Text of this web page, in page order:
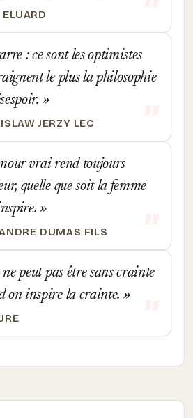
: ce sont les optimistes
le plus la philosophie
JERZY LEC
vrai rend toujours
quelle que soit la femme
DUMAS FILS
peut pas être sans crainte
on inspire la crainte.